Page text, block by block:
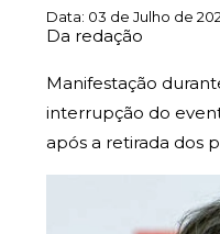
Data: 03 de Julho de
Da redação
Manifestação
interrupção do
após a retirada dos